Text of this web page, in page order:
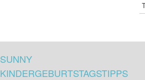
SUNNY
KINDERGEBURTSTAGSTIPPS